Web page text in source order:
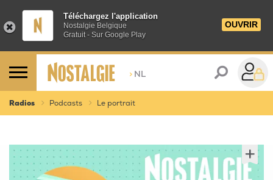
Téléchargez l'application
Nostalgie Belgique
Gratuit - Sur Google Play
OUVRIR
> NL
Radios Podcasts Le portrait